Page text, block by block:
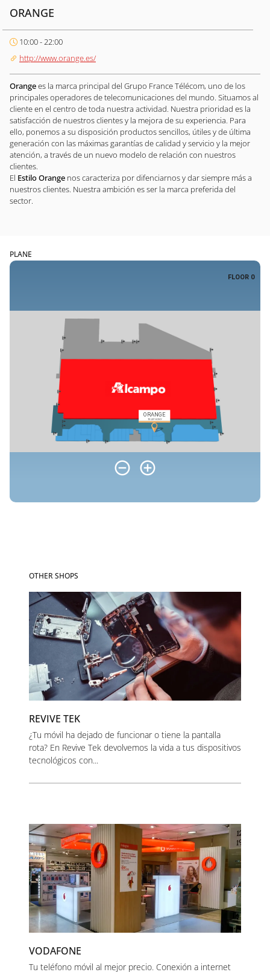
ORANGE
10:00 - 22:00
http://www.orange.es/
Orangees la marca principal del Grupo France Télécom, uno de los
principales operadores de telecomunicaciones del mundo. Situamos al
cliente en el centro de toda nuestra actividad. Nuestra prioridad es la
satisfacción de nuestros clientes y la mejora de su experiencia. Para
ello, ponemos a su disposición productos sencillos, útiles y de última
generación con las máximas garantías de calidad y servicio y la mejor
atención, a través de un nuevo modelo de relación con nuestros
clientes.
El Estilo Orange nos caracteriza por difenciarnos y dar siempre más a
nuestros clientes. Nuestra ambición es ser la marca preferida del
sector.
PLANE
OTHER SHOPS
REVIVE TEK
¿Tu móvil ha dejado de funcionar o tiene la pantalla
rota? En Revive Tek devolvemos la vida a tus dispositivos
tecnológicos con...
VODAFONE
Tu teléfono móvil al mejor precio. Conexión a internet